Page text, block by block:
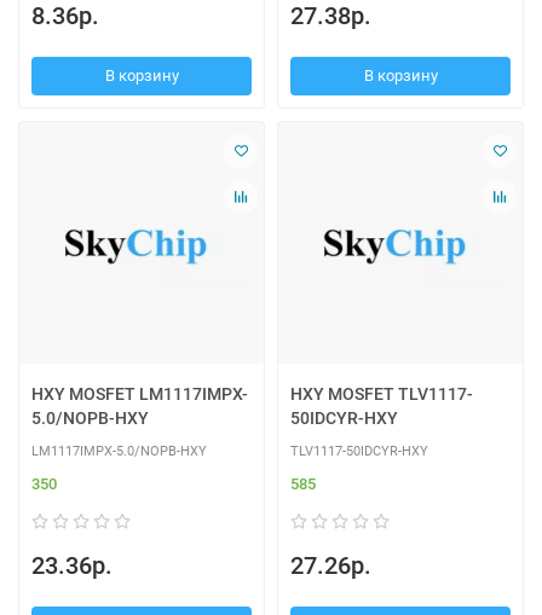
8.36р.
В корзину
27.38р.
В корзину
HXY MOSFET LM1117IMPX-
5.0/NOPB-HXY
LM1117IMPX-5.0/NOPB-HXY
350
23.36р.
HXY MOSFET TLV1117-
50IDCYR-HXY
TLV1117-50IDCYR-HXY
585
27.26р.